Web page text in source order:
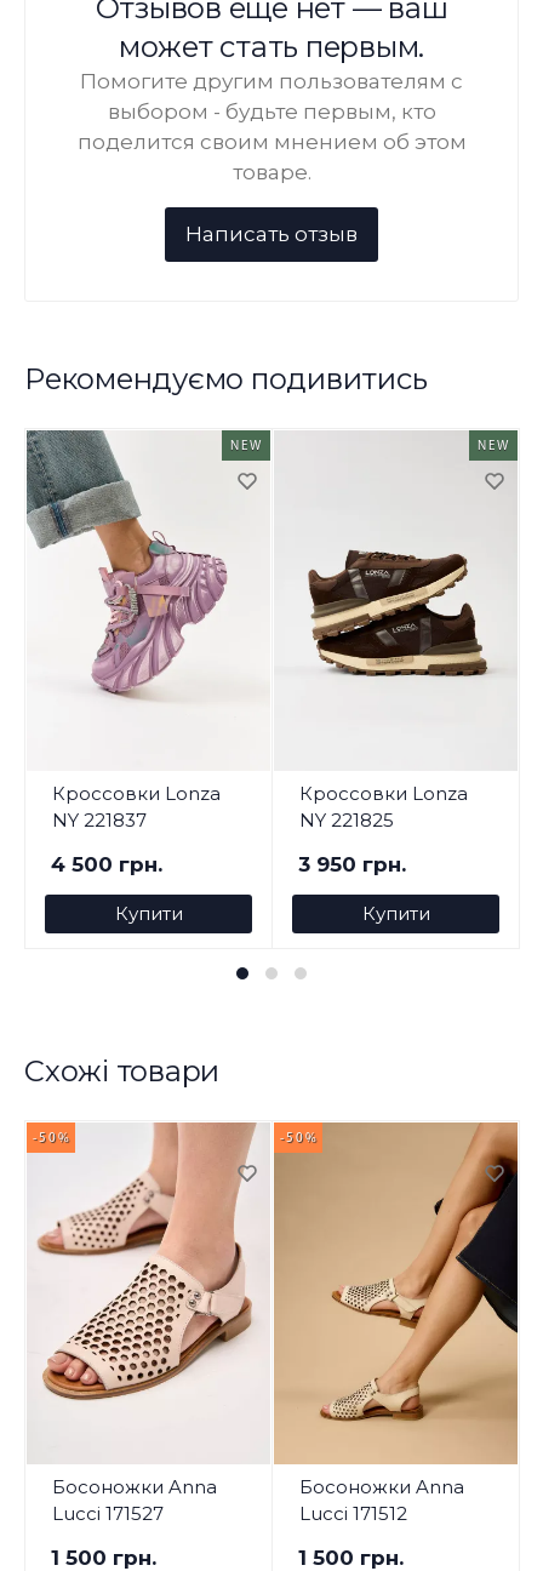
Отзывов ещё нет — ваш
может стать первым.
Помогите другим пользователям с
выбором - будьте первым, кто
поделится своим мнением об этом
товаре.
Рекомендуємо подивитись
NEW
Кроссовки Lonza
NY 221837
4 500 грн.
Купити
NEW
Кроссовки Lonza
NY 221825
3 950 грн.
Купити
Схожі товари
-50%
Босоножки Anna
Lucci 171527
1 500 грн.
-50%
Босоножки Anna
Lucci 171512
1 500 грн.